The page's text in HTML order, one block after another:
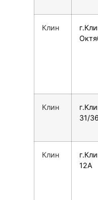
Клин
Клин
31/36
Клин
12А